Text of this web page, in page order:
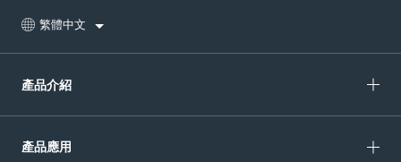
繁體中文
產品介紹
產品應用